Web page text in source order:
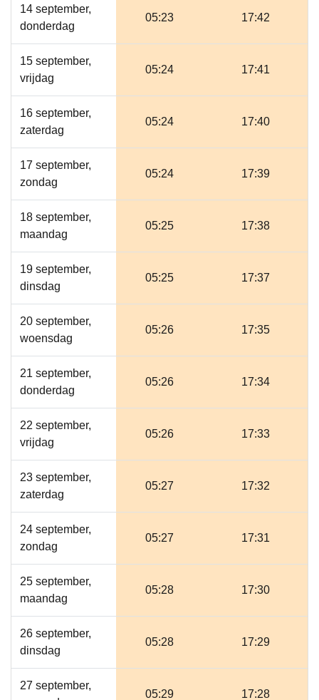
14 september,
donderdag
05:23 17:42
15 september,
vrijdag
05:24 17:41
16 september,
zaterdag
05:24 17:40
17 september,
zondag
05:24 17:39
18 september,
maandag
05:25 17:38
19 september,
dinsdag
05:25 17:37
20 september,
woensdag
05:26 17:35
21 september,
donderdag
05:26 17:34
22 september,
vrijdag
05:26 17:33
23 september,
zaterdag
05:27 17:32
24 september,
zondag
05:27 17:31
25 september,
maandag
05:28 17:30
26 september,
dinsdag
05:28 17:29
27 september,
05:29 17:28